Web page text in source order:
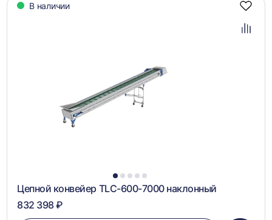
В наличии
1 2 3 4 5
Цепной конвейер TLC-600-7000 наклонный
832 398 ₽